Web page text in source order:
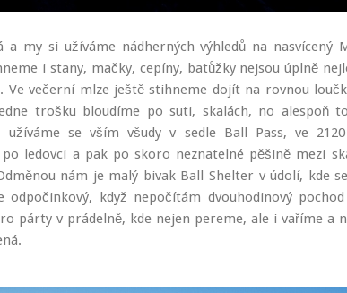
a my si užíváme nádherných výhledů na nasvícený
i stany, mačky, cepíny, batůžky nejsou úplně
Ve večerní mlze ještě stihneme dojít na rovnou
trošku bloudíme po suti, skalách, no alespoň
užíváme se vším všudy v sedle Ball Pass, ve
ledovci a pak po skoro neznatelné pěšině mezi
nám je malý bivak Ball Shelter v údolí, kde
odpočinkový, když nepočítám dvouhodinový
párty v prádelně, kde nejen pereme, ale i vaříme a